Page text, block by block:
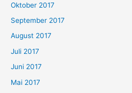
Oktober 2017
September 2017
August 2017
Juli 2017
Juni 2017
Mai 2017